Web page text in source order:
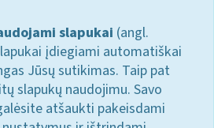
slapukai (angl.
įdiegiami automatiškai
Jūsų sutikimas. Taip pat
slapukų naudojimu. Savo
atšaukti pakeisdami